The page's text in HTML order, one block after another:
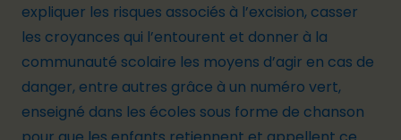
expliquer les risques associés à l’excision, casser
les croyances qui l’entourent et donner à la
communauté scolaire les moyens d’agir en cas de
danger, entre autres grâce à un numéro vert,
enseigné dans les écoles sous forme de chanson